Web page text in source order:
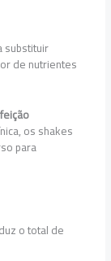
substituir
de nutrientes
os shakes
para
o total de